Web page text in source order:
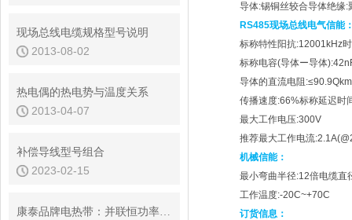
现场总线电缆规格型号说明
2013-08-02
热电偶的热电势与温度关系
2013-04-07
补偿导线型号组合
2023-02-15
康泰品牌电热带：并联恒功率电热带
导体:锡铜丝较合导体绝缘
RS485现场总线电气信能
标称特性阳抗:12001kHz
标称电容(导体ー导体
导体的直流电阻
传播速度:66%标称延迟时
最大工作电压:300V
推荐最大工作电流
机械信能：
最小弯曲半径:12倍电缆直
工作温度:-20C~+70C
订货信息：